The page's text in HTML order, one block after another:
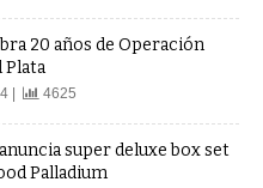
20 años de Operación
Plata
| 4625
super deluxe box set
Palladium